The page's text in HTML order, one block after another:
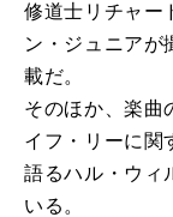
修道士リチャー
ン・ジュニア
載だ。
そのほか、楽曲
イフ・リーに関
語るハル・ウィ
いる。